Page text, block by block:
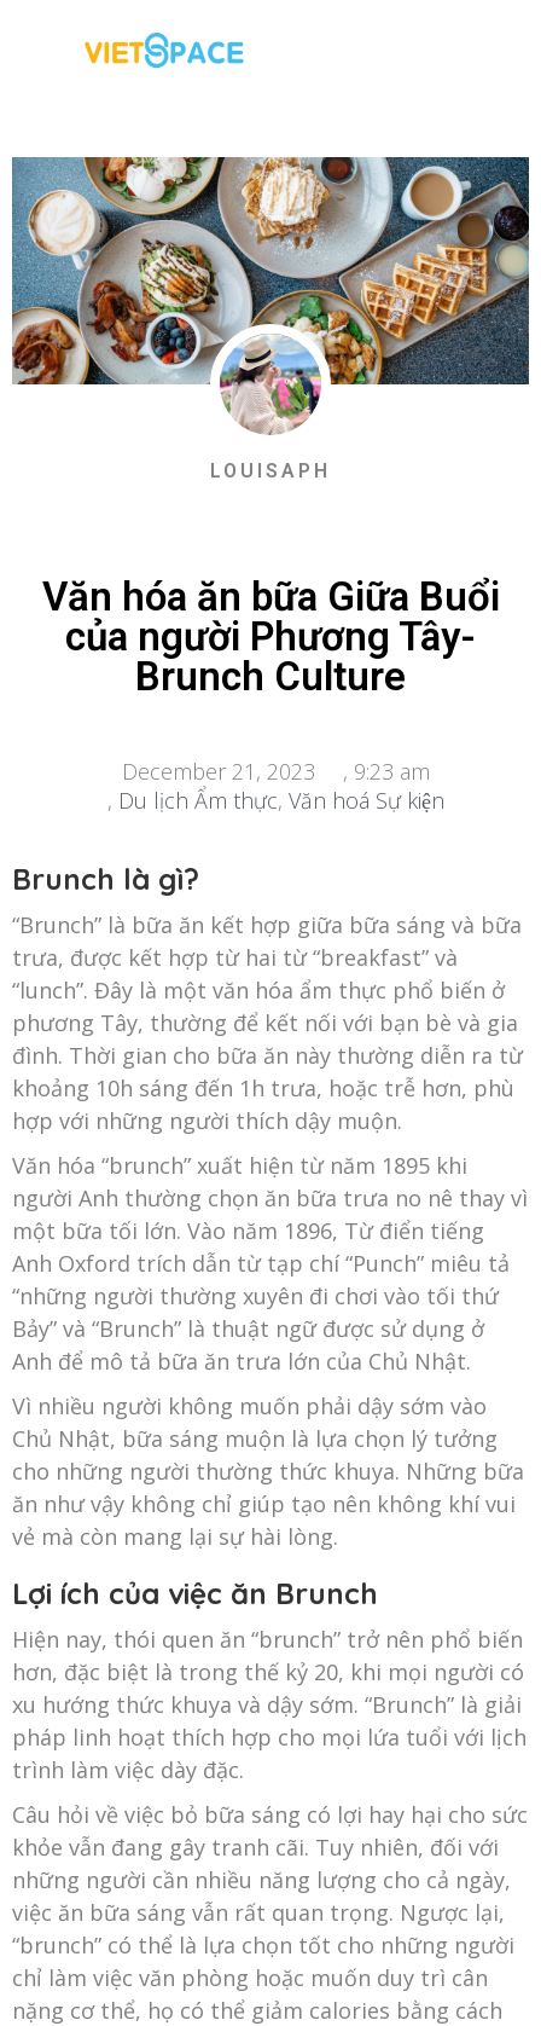
LOUISAPH
Văn hóa ăn bữa Giữa Buổi
của người Phương Tây-
Brunch Culture
December 21, 2023 , 9:23 am
, Du lịch Ẩm thực, Văn hoá Sự kiện
Brunch là gì?
“Brunch” là bữa ăn kết hợp giữa bữa sáng và bữa
trưa, được kết hợp từ hai từ “breakfast” và
“lunch”. Đây là một văn hóa ẩm thực phổ biến ở
phương Tây, thường để kết nối với bạn bè và gia
đình. Thời gian cho bữa ăn này thường diễn ra từ
khoảng 10h sáng đến 1h trưa, hoặc trễ hơn, phù
hợp với những người thích dậy muộn.
Văn hóa “brunch” xuất hiện từ năm 1895 khi
người Anh thường chọn ăn bữa trưa no nê thay vì
một bữa tối lớn. Vào năm 1896, Từ điển tiếng
Anh Oxford trích dẫn từ tạp chí “Punch” miêu tả
“những người thường xuyên đi chơi vào tối thứ
Bảy” và “Brunch” là thuật ngữ được sử dụng ở
Anh để mô tả bữa ăn trưa lớn của Chủ Nhật.
Vì nhiều người không muốn phải dậy sớm vào
Chủ Nhật, bữa sáng muộn là lựa chọn lý tưởng
cho những người thường thức khuya. Những bữa
ăn như vậy không chỉ giúp tạo nên không khí vui
vẻ mà còn mang lại sự hài lòng.
Lợi ích của việc ăn Brunch
Hiện nay, thói quen ăn “brunch” trở nên phổ biến
hơn, đặc biệt là trong thế kỷ 20, khi mọi người có
xu hướng thức khuya và dậy sớm. “Brunch” là giải
pháp linh hoạt thích hợp cho mọi lứa tuổi với lịch
trình làm việc dày đặc.
Câu hỏi về việc bỏ bữa sáng có lợi hay hại cho sức
khỏe vẫn đang gây tranh cãi. Tuy nhiên, đối với
những người cần nhiều năng lượng cho cả ngày,
việc ăn bữa sáng vẫn rất quan trọng. Ngược lại,
“brunch” có thể là lựa chọn tốt cho những người
chỉ làm việc văn phòng hoặc muốn duy trì cân
nặng cơ thể, họ có thể giảm calories bằng cách